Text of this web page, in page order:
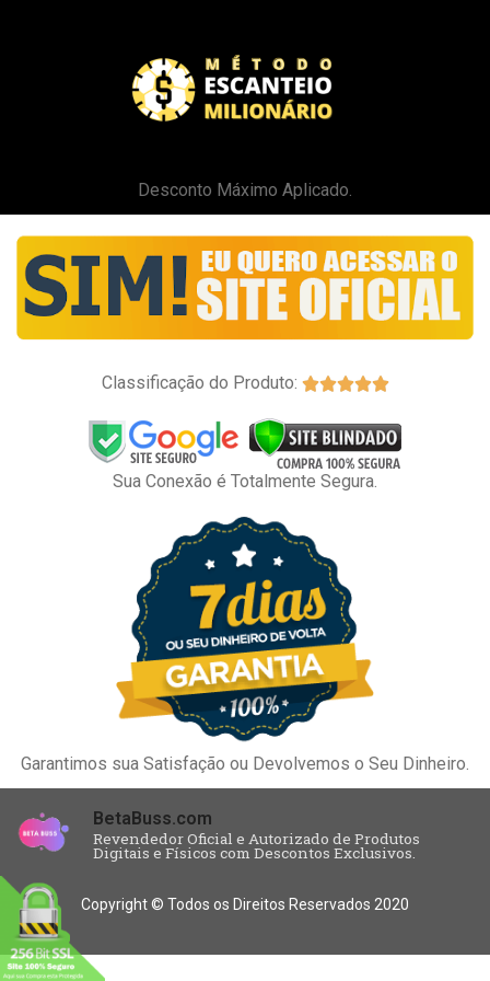
Desconto Máximo Aplicado.
Classificação do Produto: 
Sua Conexão é Totalmente Segura.
Garantimos sua Satisfação ou Devolvemos o Seu Dinheiro.
BetaBuss.com
Revendedor Oficial e Autorizado de Produtos
Digitais e Físicos com Descontos Exclusivos.
Copyright © Todos os Direitos Reservados 2020